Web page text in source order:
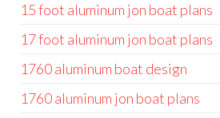
15 foot aluminum jon boat plans
17 foot aluminum jon boat plans
1760 aluminum boat design
1760 aluminum jon boat plans